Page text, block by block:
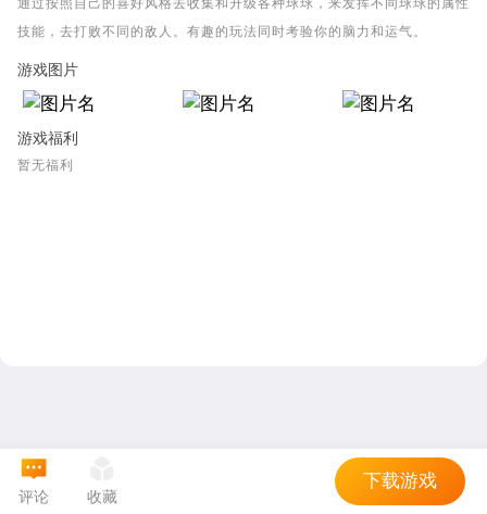
通过按照自己的喜好风格去收集和升级各种球球，来发挥不同球球的属性
技能，去打败不同的敌人。有趣的玩法同时考验你的脑力和运气。
游戏图片
游戏福利
暂无福利
评论 收藏
下载游戏